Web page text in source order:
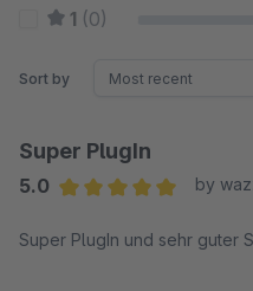
1 (0)
Sort by
Super PlugIn
5.0
by
Super PlugIn und sehr guter